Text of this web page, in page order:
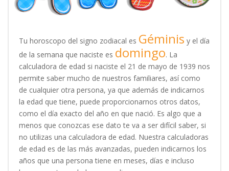
Tu horoscopo del signo zodiacal es Géminis y el día
de la semana que naciste es domingo. La
calculadora de edad si naciste el 21 de mayo de 1939 nos
permite saber mucho de nuestros familiares, así como
de cualquier otra persona, ya que además de indicarnos
la edad que tiene, puede proporcionarnos otros datos,
como el día exacto del año en que nació. Es algo que a
menos que conozcas ese dato te va a ser difícil saber, si
no utilizas una calculadora de edad. Nuestra calculadoras
de edad es de las más avanzadas, pueden indicarnos los
años que una persona tiene en meses, días e incluso